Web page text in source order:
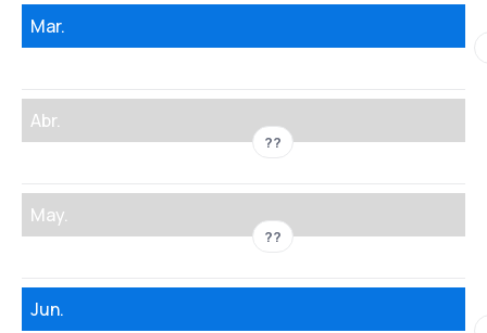
Mar.
Abr.
??
May.
??
Jun.